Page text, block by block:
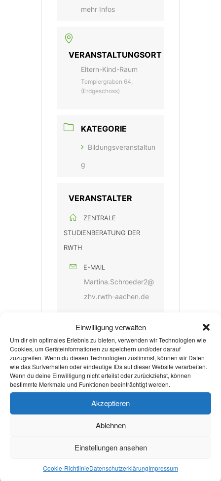
Einwilligung verwalten
Um dir ein optimales Erlebnis zu bieten, verwenden wir Technologien wie
Cookies, um Geräteinformationen zu speichern und/oder darauf
zuzugreifen. Wenn du diesen Technologien zustimmst, können wir Daten
wie das Surfverhalten oder eindeutige IDs auf dieser Website verarbeiten.
Wenn du deine Einwilligung nicht erteilst oder zurückziehst, können
bestimmte Merkmale und Funktionen beeinträchtigt werden.
Akzeptieren
Ablehnen
Einstellungen ansehen
Cookie-RichtlinieDatenschutzerklärungImpressum
mehr Infos
VERANSTALTUNGSORT
Eltern-Kind-Raum
Templergraben 64,
(Erdgeschoss)
KATEGORIE
Bildungsveranstaltun
g
VERANSTALTER
ZENTRALE
STUDIENBERATUNG DER
RWTH
E-MAIL
Martina.Schroeder2@
zhv.rwth-aachen.de
http://www.rwth-
aachen.de/ZSB-
Angebote-
Studierende
mehr Infos